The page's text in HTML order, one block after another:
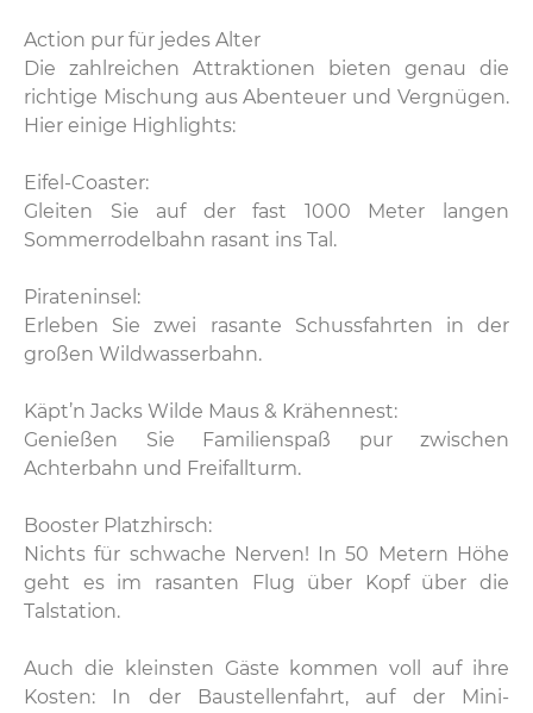
Action pur für jedes Alter
Die zahlreichen Attraktionen bieten genau die
richtige Mischung aus Abenteuer und Vergnügen.
Hier einige Highlights:
Eifel-Coaster:
Gleiten Sie auf der fast 1000 Meter langen
Sommerrodelbahn rasant ins Tal.
Pirateninsel:
Erleben Sie zwei rasante Schussfahrten in der
großen Wildwasserbahn.
Käpt’n Jacks Wilde Maus & Krähennest:
Genießen Sie Familienspaß pur zwischen
Achterbahn und Freifallturm.
Booster Platzhirsch:
Nichts für schwache Nerven! In 50 Metern Höhe
geht es im rasanten Flug über Kopf über die
Talstation.
Auch die kleinsten Gäste kommen voll auf ihre
Kosten: In der Baustellenfahrt, auf der Mini-